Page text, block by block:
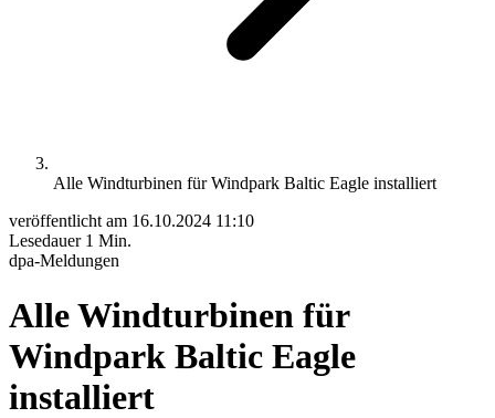
Alle Windturbinen für Windpark Baltic Eagle installiert
veröffentlicht am 16.10.2024 11:10
Lesedauer 1 Min.
dpa-Meldungen
Alle Windturbinen für
Windpark Baltic Eagle
installiert